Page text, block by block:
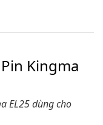
Kingma
EL25 dùng cho